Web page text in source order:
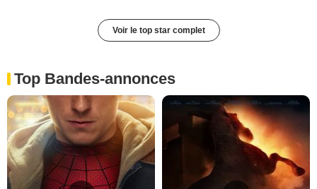
Voir le top star complet
Top Bandes-annonces